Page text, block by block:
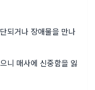
되거나 장애물을 만나
니 매사에 신중함을 잃